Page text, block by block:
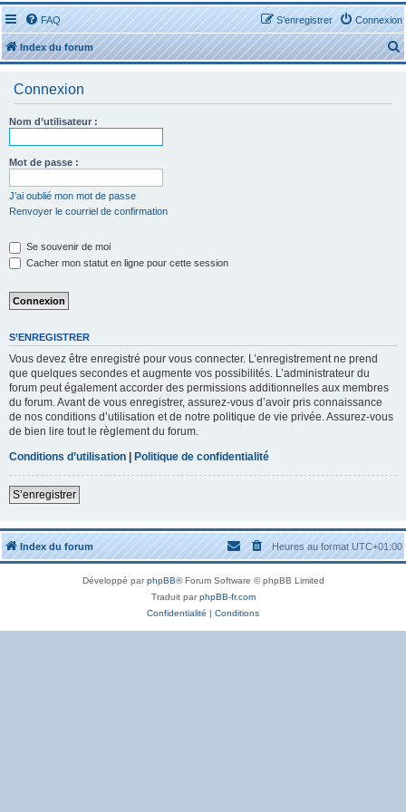
FAQ Connexion
S’enregistrer
Index du forum
e
Connexion
Nom d’utilisateur :
Mot de passe :
J’ai oublié mon mot de passe
Renvoyer le courriel de confirmation
Se souvenir de moi
Cacher mon statut en ligne pour cette session
S’ENREGISTRER
Vous devez être enregistré pour vous connecter. L’enregistrement ne prend
que quelques secondes et augmente vos possibilités. L’administrateur du
forum peut également accorder des permissions additionnelles aux membres
du forum. Avant de vous enregistrer, assurez-vous d’avoir pris connaissance
de nos conditions d’utilisation et de notre politique de vie privée. Assurez-vous
de bien lire tout le règlement du forum.
Conditions d’utilisation | Politique de confidentialité
S’enregistrer
Index du forum Heures au formatUTC+01:00
Développé parphpBB® Forum Software © phpBB Limited
Traduit parphpBB-fr.com
Confidentialité | Conditions